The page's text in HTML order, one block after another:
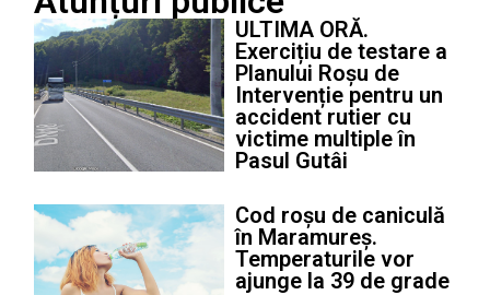
ULTIMA ORĂ.
Exercițiu de testare a
Planului Roșu de
Intervenție pentru un
accident rutier cu
victime multiple în
Pasul Gutâi
Cod roșu de caniculă
în Maramureș.
Temperaturile vor
ajunge la 39 de grade